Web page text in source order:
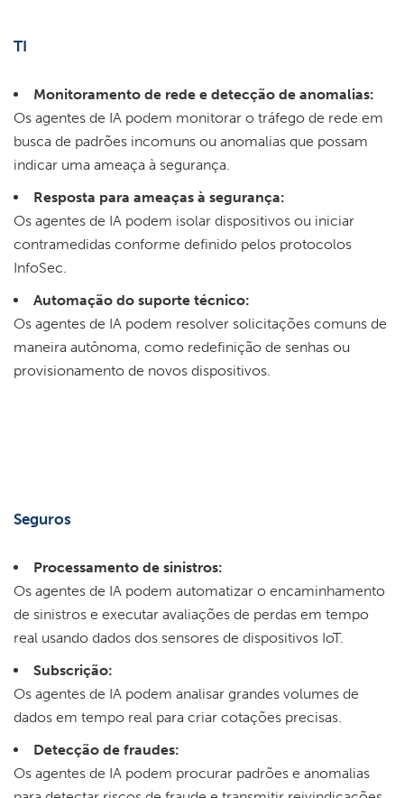
TI
Monitoramento de rede e detecção de anomalias:
Os agentes de IA podem monitorar o tráfego de rede em
busca de padrões incomuns ou anomalias que possam
indicar uma ameaça à segurança.
Resposta para ameaças à segurança:
Os agentes de IA podem isolar dispositivos ou iniciar
contramedidas conforme definido pelos protocolos
InfoSec.
Automação do suporte técnico:
Os agentes de IA podem resolver solicitações comuns de
maneira autônoma, como redefinição de senhas ou
provisionamento de novos dispositivos.
Seguros
Processamento de sinistros:
Os agentes de IA podem automatizar o encaminhamento
de sinistros e executar avaliações de perdas em tempo
real usando dados dos sensores de dispositivos IoT.
Subscrição:
Os agentes de IA podem analisar grandes volumes de
dados em tempo real para criar cotações precisas.
Detecção de fraudes:
Os agentes de IA podem procurar padrões e anomalias